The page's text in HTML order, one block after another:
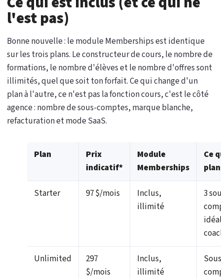
l'est pas)
Bonne nouvelle : le module Memberships est identique
sur les trois plans. Le constructeur de cours, le nombre de
formations, le nombre d'élèves et le nombre d'offres sont
illimités, quel que soit ton forfait. Ce qui change d'un
plan à l'autre, ce n'est pas la fonction cours, c'est le côté
agence : nombre de sous-comptes, marque blanche,
refacturation et mode SaaS.
Plan
Prix
indicatif*
Module
Memberships
Ce
Starter 97 $/mois
Inclus,
illimité
3
Unlimited
297
$/mois
Inclus,
illimité